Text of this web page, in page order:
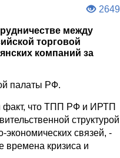
2649
между
торговой
компаний за
палаты РФ.
что ТПП РФ и ИРТП
структурой
связей, -
времена кризиса и